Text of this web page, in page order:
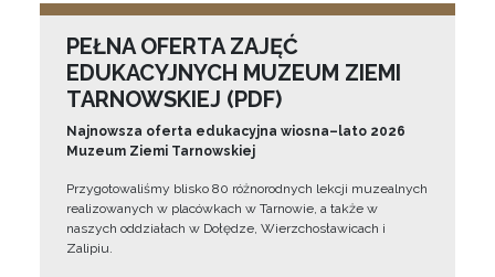
PEŁNA OFERTA ZAJĘĆ
EDUKACYJNYCH MUZEUM ZIEMI
TARNOWSKIEJ (PDF)
Najnowsza oferta edukacyjna wiosna–lato 2026
Muzeum Ziemi Tarnowskiej
Przygotowaliśmy blisko 80 różnorodnych lekcji muzealnych
realizowanych w placówkach w Tarnowie, a także w
naszych oddziałach w Dołędze, Wierzchosławicach i
Zalipiu.